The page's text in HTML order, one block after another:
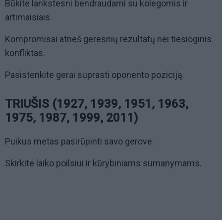
Būkite lankstesni bendraudami su kolegomis ir
artimaisiais.
Kompromisai atneš geresnių rezultatų nei tiesioginis
konfliktas.
Pasistenkite gerai suprasti oponento poziciją.
TRIUŠIS (1927, 1939, 1951, 1963,
1975, 1987, 1999, 2011)
Puikus metas pasirūpinti savo gerove.
Skirkite laiko poilsiui ir kūrybiniams sumanymams.